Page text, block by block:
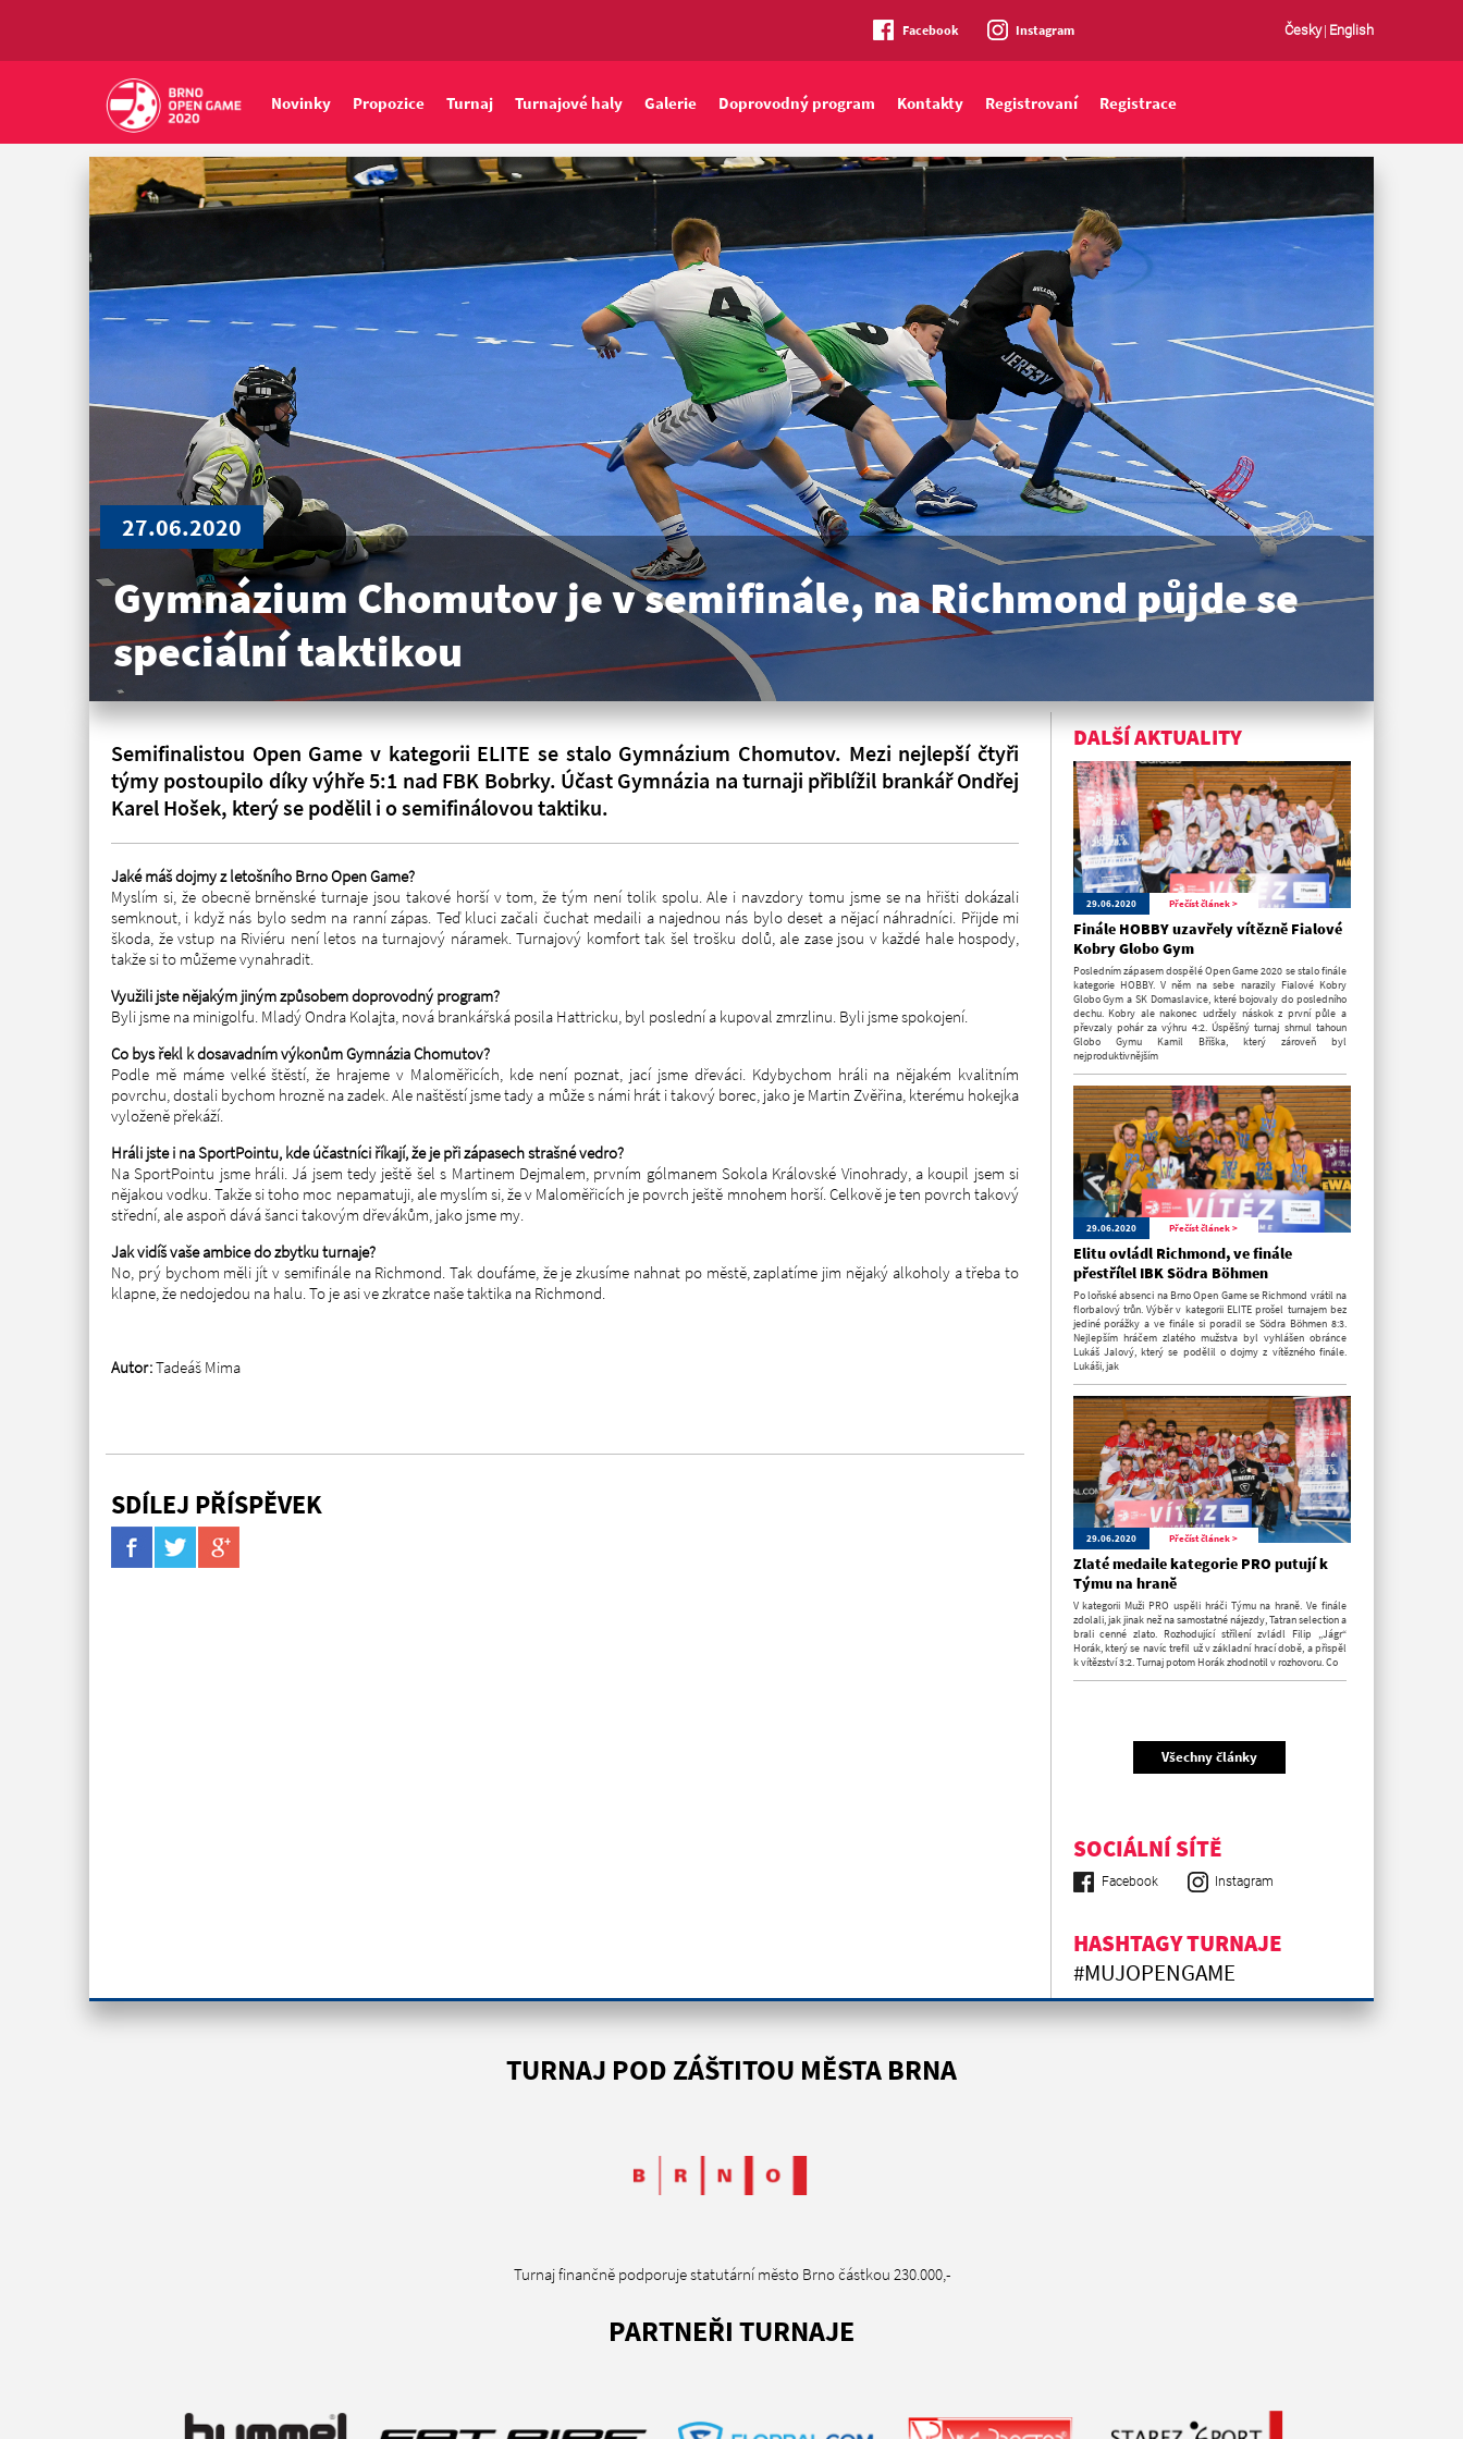
Česky| English
Facebook Instagram
Novinky Propozice Turnaj Turnajové haly Galerie Doprovodný program Kontakty Registrovaní Registrace
Gymnázium Chomutov je v semifinále, na Richmond půjde se
speciální taktikou
27.06.2020
Semifinalistou Open Game v kategorii ELITE se stalo Gymnázium Chomutov. Mezi nejlepší čtyři
týmy postoupilo díky výhře 5:1 nad FBK Bobrky. Účast Gymnázia na turnaji přiblížil brankář Ondřej
Karel Hošek, který se podělil i o semifinálovou taktiku.
Jaké máš dojmy z letošního Brno Open Game?
Myslím si, že obecně brněnské turnaje jsou takové horší v tom, že tým není tolik spolu. Ale i navzdory tomu jsme se na hřišti dokázali
semknout, i když nás bylo sedm na ranní zápas. Teď kluci začali čuchat medaili a najednou nás bylo deset a nějací náhradníci. Přijde mi
škoda, že vstup na Riviéru není letos na turnajový náramek. Turnajový komfort tak šel trošku dolů, ale zase jsou v každé hale hospody,
takže si to můžeme vynahradit.
Využili jste nějakým jiným způsobem doprovodný program?
Byli jsme na minigolfu. Mladý Ondra Kolajta, nová brankářská posila Hattricku, byl poslední a kupoval zmrzlinu. Byli jsme spokojení.
Co bys řekl k dosavadním výkonům Gymnázia Chomutov?
Podle mě máme velké štěstí, že hrajeme v Maloměřicích, kde není poznat, jací jsme dřeváci. Kdybychom hráli na nějakém kvalitním
povrchu, dostali bychom hrozně na zadek. Ale naštěstí jsme tady a může s námi hrát i takový borec, jako je Martin Zvěřina, kterému hokejka
vyloženě překáží.
Hráli jste i na SportPointu, kde účastníci říkají, že je při zápasech strašné vedro?
Na SportPointu jsme hráli. Já jsem tedy ještě šel s Martinem Dejmalem, prvním gólmanem Sokola Královské Vinohrady, a koupil jsem si
nějakou vodku. Takže si toho moc nepamatuji, ale myslím si, že v Maloměřicích je povrch ještě mnohem horší. Celkově je ten povrch takový
střední, ale aspoň dává šanci takovým dřevákům, jako jsme my.
Jak vidíš vaše ambice do zbytku turnaje?
No, prý bychom měli jít v semifinále na Richmond. Tak doufáme, že je zkusíme nahnat po městě, zaplatíme jim nějaký alkoholy a třeba to
klapne, že nedojedou na halu. To je asi ve zkratce naše taktika na Richmond.
Autor:Tadeáš Mima
SDÍLEJ PŘÍSPĚVEK
DALŠÍ AKTUALITY
29.06.2020 Přečíst článek >
Finále HOBBY uzavřely vítězně Fialové
Kobry Globo Gym
Posledním zápasem dospělé Open Game 2020 se stalo finále
kategorie HOBBY. V něm na sebe narazily Fialové Kobry
Globo Gym a SK Domaslavice, které bojovaly do posledního
dechu. Kobry ale nakonec udržely náskok z první půle a
převzaly pohár za výhru 4:2. Úspěšný turnaj shrnul tahoun
Globo Gymu Kamil Bříška, který zároveň byl
nejproduktivnějším
29.06.2020 Přečíst článek >
Elitu ovládl Richmond, ve finále
přestřílel IBK Södra Böhmen
Po loňské absenci na Brno Open Game se Richmond vrátil na
florbalový trůn. Výběr v kategorii ELITE prošel turnajem bez
jediné porážky a ve finále si poradil se Södra Böhmen 8:3.
Nejlepším hráčem zlatého mužstva byl vyhlášen obránce
Lukáš Jalový, který se podělil o dojmy z vítězného finále.
Lukáši, jak
29.06.2020 Přečíst článek >
Zlaté medaile kategorie PRO putují k
Týmu na hraně
V kategorii Muži PRO uspěli hráči Týmu na hraně. Ve finále
zdolali, jak jinak než na samostatné nájezdy, Tatran selection a
brali cenné zlato. Rozhodující střílení zvládl Filip „Jágr“
Horák, který se navíc trefil už v základní hrací době, a přispěl
k vítězství 3:2. Turnaj potom Horák zhodnotil v rozhovoru. Co
Všechny články
SOCIÁLNÍ SÍTĚ
Facebook Instagram
HASHTAGY TURNAJE
#MUJOPENGAME
TURNAJ POD ZÁŠTITOU MĚSTA BRNA
Turnaj finančně podporuje statutární město Brno částkou 230.000,-
PARTNEŘI TURNAJE